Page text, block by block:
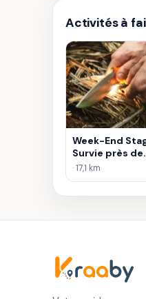
Activités à
Week-End
Survie près de
Strasbourg
· 17,1 km